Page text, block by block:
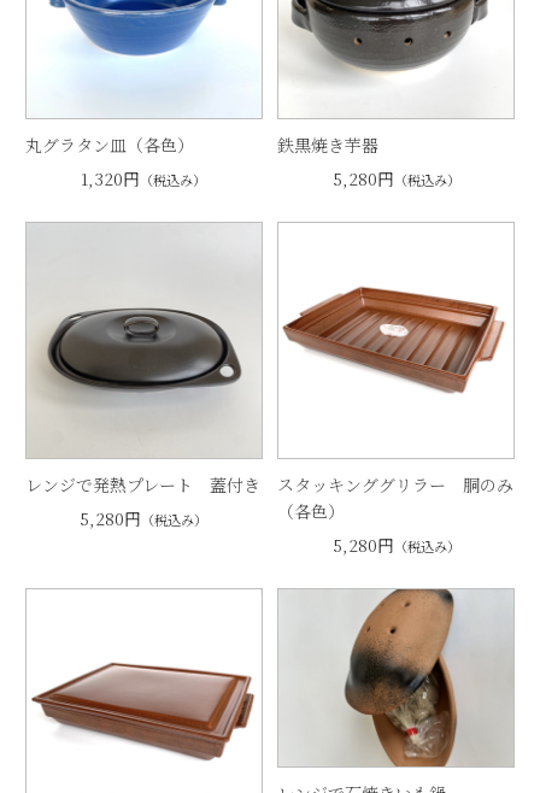
丸グラタン皿（各色）
1,320円 （税込み）
鉄黒焼き芋器
5,280円 （税込み）
レンジで発熱プレート 蓋付き
5,280円 （税込み）
スタッキンググリラー 胴のみ
（各色）
5,280円 （税込み）